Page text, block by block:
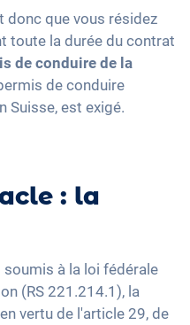
donc que vous résidez
toute la durée du contrat
de conduire de la
de conduire
Suisse, est exigé.
: la
à la loi fédérale
(RS 221.214.1), la
vertu de l'article 29, de